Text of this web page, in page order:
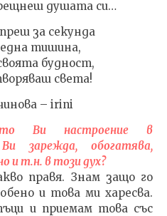
душата си…
за секунда
тишина,
будност,
света!
– irini
Ви настроение в
зарежда, обогатява,
и т.н. в този дух?
правя. Знам защо го
и това ми харесва.
и приемам това със